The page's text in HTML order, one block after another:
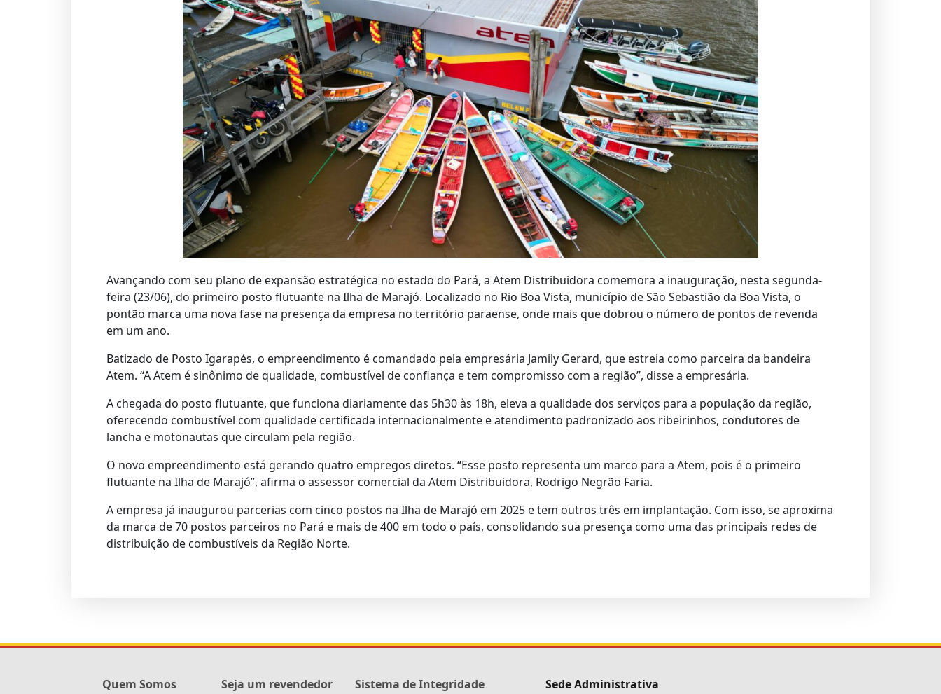
Avançando com seu plano de expansão estratégica no estado do Pará, a Atem Distribuidora comemora a inauguração, nesta segunda-
feira (23/06), do primeiro posto flutuante na Ilha de Marajó. Localizado no Rio Boa Vista, município de São Sebastião da Boa Vista, o
pontão marca uma nova fase na presença da empresa no território paraense, onde mais que dobrou o número de pontos de revenda
em um ano.
Batizado de Posto Igarapés, o empreendimento é comandado pela empresária Jamily Gerard, que estreia como parceira da bandeira
Atem. “A Atem é sinônimo de qualidade, combustível de confiança e tem compromisso com a região”, disse a empresária.
A chegada do posto flutuante, que funciona diariamente das 5h30 às 18h, eleva a qualidade dos serviços para a população da região,
oferecendo combustível com qualidade certificada internacionalmente e atendimento padronizado aos ribeirinhos, condutores de
lancha e motonautas que circulam pela região.
O novo empreendimento está gerando quatro empregos diretos. “Esse posto representa um marco para a Atem, pois é o primeiro
flutuante na Ilha de Marajó”, afirma o assessor comercial da Atem Distribuidora, Rodrigo Negrão Faria.
A empresa já inaugurou parcerias com cinco postos na Ilha de Marajó em 2025 e tem outros três em implantação. Com isso, se aproxima
da marca de 70 postos parceiros no Pará e mais de 400 em todo o país, consolidando sua presença como uma das principais redes de
distribuição de combustíveis da Região Norte.
Quem Somos Seja um revendedor Sistema de Integridade
Sede Administrativa